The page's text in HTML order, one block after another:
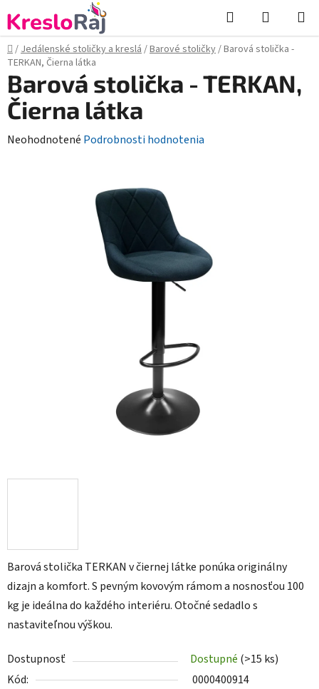
na
obsah
Hľadať
KOŠÍK
Domov
/Jedálenské stoličky a kreslá/Barové stoličky/Barová stolička -
TERKAN, Čierna látka
Barová stolička TERKAN v čiernej látke ponúka originálny
dizajn a komfort. S pevným kovovým rámom a nosnosťou 100
kg je ideálna do každého interiéru. Otočné sedadlo s
nastaviteľnou výškou.
Dostupnosť Dostupné (>15 ks)
Kód:
0000400914
Barová stolička - TERKAN,
Čierna látka
Priemerné
Neohodnotené Podrobnosti hodnotenia